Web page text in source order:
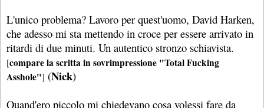
L'unico problema? Lavoro per quest'uomo, David Harken,
che adesso mi sta mettendo in croce per essere arrivato in
ritardi di due minuti. Un autentico stronzo schiavista.
[compare la scritta in sovrimpressione "Total Fucking
Asshole"] (Nick)
Quand'ero piccolo mi chiedevano cosa volessi fare da